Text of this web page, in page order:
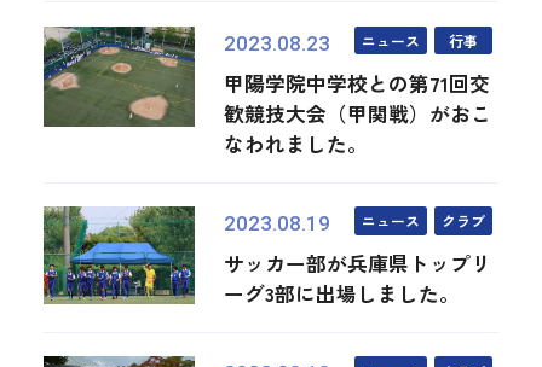
2023.08.23 ニュース 行事
甲陽学院中学校との第71回交
歓競技大会（甲関戦）がおこ
なわれました。
2023.08.19 ニュース クラブ
サッカー部が兵庫県トップリ
ーグ3部に出場しました。